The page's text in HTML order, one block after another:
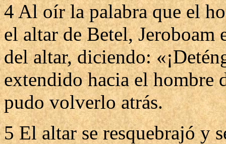
4 Al oír la palabra que el
el altar de Betel, Jeroboam
del altar, diciendo:
extendido hacia el hombre
pudo volverlo atrás.
5 El altar se resquebrajó y